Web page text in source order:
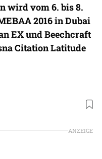
wird vom 6. bis 8.
2016 in Dubai
EX und Beechcraft
Citation Latitude
ANZEIGE